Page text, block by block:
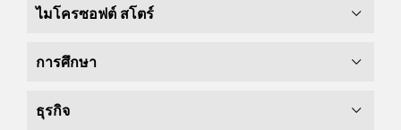
ไมโครซอฟต์ สโตร์
การศึกษา
ธุรกิจ